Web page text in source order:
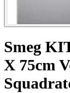
Smeg
X 75cm